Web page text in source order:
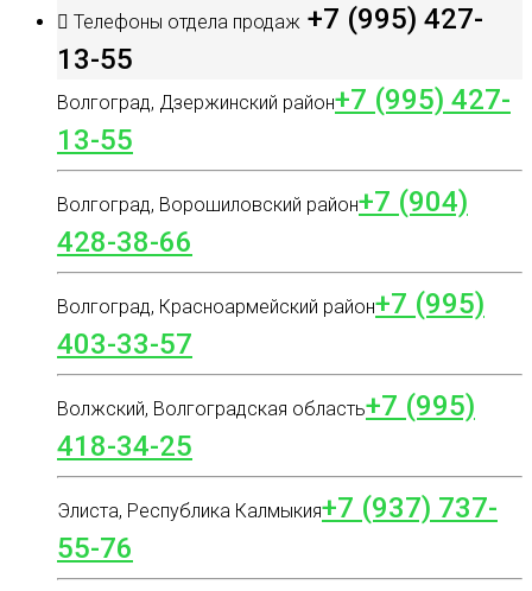
Телефоны отдела продаж +7 (995) 427-
13-55
Волгоград, Дзержинский район+7 (995) 427-
13-55
Волгоград, Ворошиловский район+7 (904)
428-38-66
Волгоград, Красноармейский район+7 (995)
403-33-57
Волжский, Волгоградская область+7 (995)
418-34-25
Элиста, Республика Калмыкия+7 (937) 737-
55-76